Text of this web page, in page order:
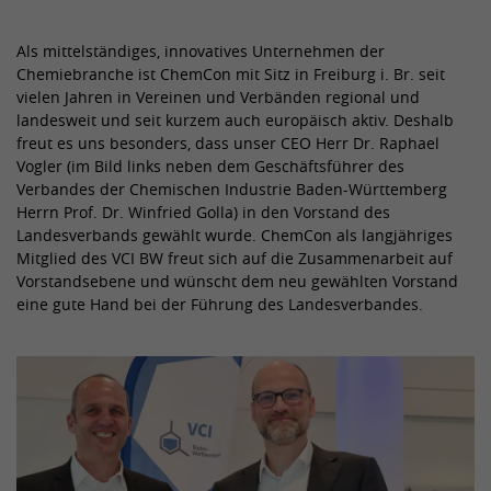
Als mittelständiges, innovatives Unternehmen der
Chemiebranche ist ChemCon mit Sitz in Freiburg i. Br. seit
vielen Jahren in Vereinen und Verbänden regional und
landesweit und seit kurzem auch europäisch aktiv. Deshalb
freut es uns besonders, dass unser CEO Herr Dr. Raphael
Vogler (im Bild links neben dem Geschäftsführer des
Verbandes der Chemischen Industrie Baden-Württemberg
Herrn Prof. Dr. Winfried Golla) in den Vorstand des
Landesverbands gewählt wurde. ChemCon als langjähriges
Mitglied des VCI BW freut sich auf die Zusammenarbeit auf
Vorstandsebene und wünscht dem neu gewählten Vorstand
eine gute Hand bei der Führung des Landesverbandes.
Laufzeit Sitzung
Zweck
Wird von der Drittanbieter TYPO3-
Extension "staticfilecache" verwendet.
Mit Hilfe des Cookies wird der Login-
Status eines TYPO3-Benutzers
gespeichert und entsprechend der
statische Cache aktiviert bzw.
deaktiviert.
Anbieter
Laufzeit 90 Tage
Wird von TYPO3 verwendet. Das Cookie
Zweck
Registriert eine eindeutige ID, die
verwendet wird, um statistische Daten
dazu, wie der Besucher die Website
nutzt, zu generieren.
Name _gid
Anbieter Google Analytics
Laufzeit Sitzung
Zweck
Wird verwendet, um Daten zu Google
Analytics über das Gerät und das
Verhalten des Besuchers zu senden.
Erfasst den Besucher über Geräte und
Marketingkanäle hinweg.
Name PREF
Anbieter YouTube
Laufzeit 8 Monate
Zweck
Wird von YouTube verwendet. Das
Cookie registriert eine eindeutige ID, die
von Google verwendet wird, um
Statistiken dazu, wie der Besucher
YouTube-Videos auf verschiedenen
Name
Anbieter YouTube